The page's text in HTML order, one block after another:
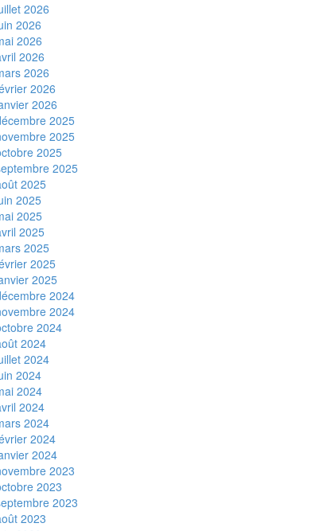
2026
2026
2026
2026
2026
2026
2026
2025
2025
2025
2025
2025
2025
2025
2025
2025
2025
2025
2024
2024
2024
2024
2024
2024
2024
2024
2024
2024
2024
2023
2023
2023
2023